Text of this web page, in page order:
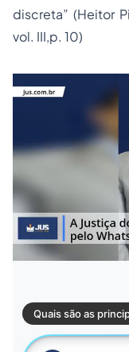
discreta” (Heitor
vol. III,p. 10)